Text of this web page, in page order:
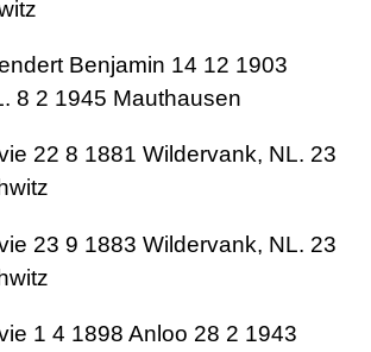
Benjamin 14 12 1903
8 2 1945 Mauthausen
22 8 1881 Wildervank, NL. 23
23 9 1883 Wildervank, NL. 23
1 4 1898 Anloo 28 2 1943